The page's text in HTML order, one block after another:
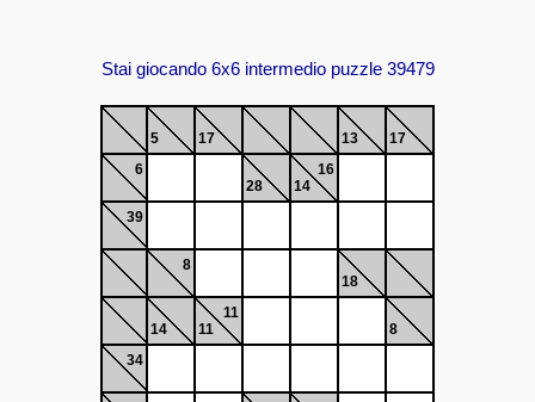
Stai giocando 6x6 intermedio puzzle 39479
5 17 13
17
6
28
16
14
39
8
18
14
11
11
8
34